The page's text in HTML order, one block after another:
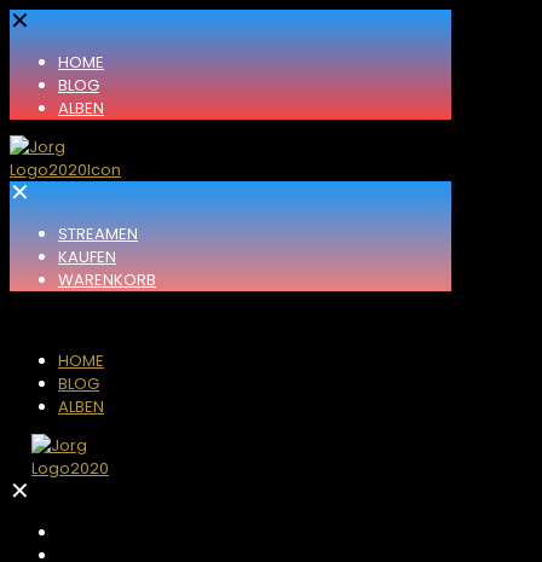
✕
HOME
BLOG
ALBEN
✕
STREAMEN
KAUFEN
WARENKORB
HOME
BLOG
ALBEN
✕